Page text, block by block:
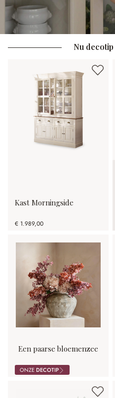
Nu decotip
Kast Morningside
€ 1.989,00
ONZEDECOTIP
Een paarse bloemenzee